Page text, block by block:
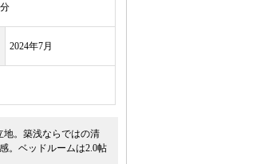
2024年7月
地。築浅ならではの清
。ベッドルームは2.0帖